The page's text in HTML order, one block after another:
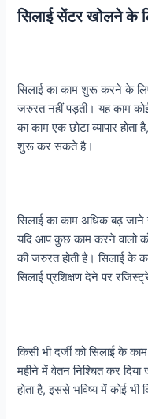
सिलाई सेंटर खोलने के
सिलाई का काम शुरू करने के
जरुरत नहीं पड़ती। यह काम
का काम एक छोटा व्यापार
शुरू कर सकते है।
सिलाई का काम अधिक बढ़
यदि आप कुछ काम करने वालो
की जरुरत होती है। सिलाई के
सिलाई प्रशिक्षण देने पर
किसी भी दर्जी को सिलाई के
महीने में वेतन निश्चित कर
होता है, इससे भविष्य में कोई भी